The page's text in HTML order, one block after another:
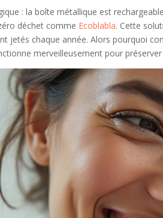
: la boîte métallique est
déchet comme Ecoblabla. Cette
jetés chaque année. Alors pourquoi
merveilleusement pour